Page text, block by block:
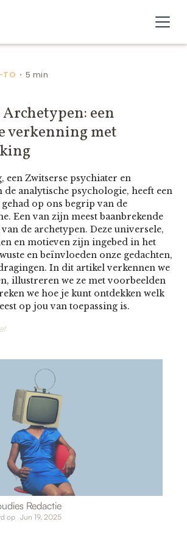
TO •5 min
een
verkenning met
een Zwitserse psychiater en
analytische psychologie, heeft een
op ons begrip van de
Een van zijn meest baanbrekende
de archetypen. Deze universele,
en motieven zijn ingebed in het
en beïnvloeden onze gedachten,
In dit artikel verkennen we
illustreren we ze met voorbeelden
we hoe je kunt ontdekken welk
op jou van toepassing is.
Redactie
op Jun 19, 2025